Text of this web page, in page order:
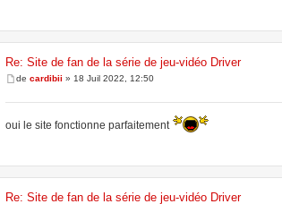
Re: Site de fan de la série de jeu-vidéo Driver
de cardibii » 18 Juil 2022, 12:50
oui le site fonctionne parfaitement
Re: Site de fan de la série de jeu-vidéo Driver